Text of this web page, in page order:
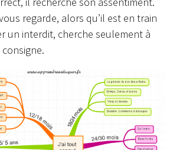
regarde, alors qu’il est en train
un interdit, cherche seulement à